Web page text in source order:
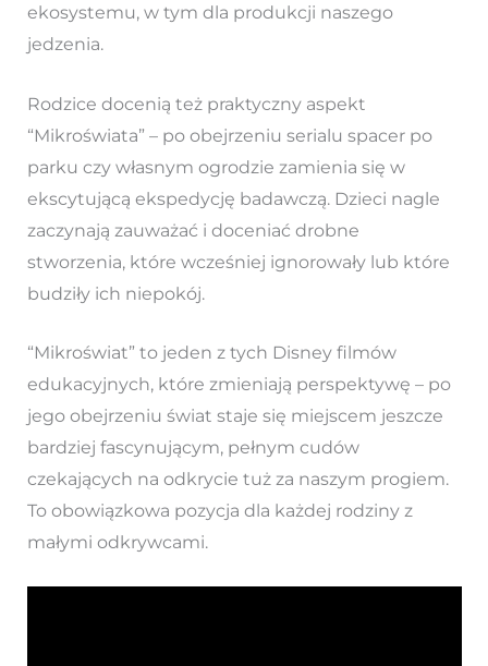
ekosystemu, w tym dla produkcji naszego
jedzenia.
Rodzice docenią też praktyczny aspekt
“Mikroświata” – po obejrzeniu serialu spacer po
parku czy własnym ogrodzie zamienia się w
ekscytującą ekspedycję badawczą. Dzieci nagle
zaczynają zauważać i doceniać drobne
stworzenia, które wcześniej ignorowały lub które
budziły ich niepokój.
“Mikroświat” to jeden z tych Disney filmów
edukacyjnych, które zmieniają perspektywę – po
jego obejrzeniu świat staje się miejscem jeszcze
bardziej fascynującym, pełnym cudów
czekających na odkrycie tuż za naszym progiem.
To obowiązkowa pozycja dla każdej rodziny z
małymi odkrywcami.